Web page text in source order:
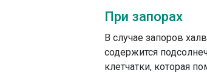
При запорах
В случае запоров
содержится
клетчатки, которая